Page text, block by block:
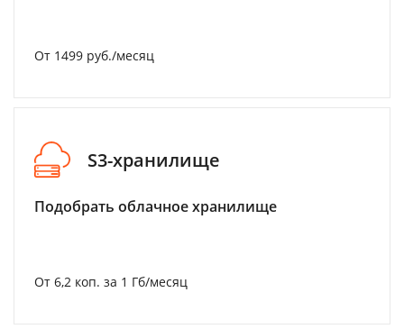
От 1499 руб./месяц
S3-хранилище
Подобрать облачное хранилище
От 6,2 коп. за 1 Гб/месяц